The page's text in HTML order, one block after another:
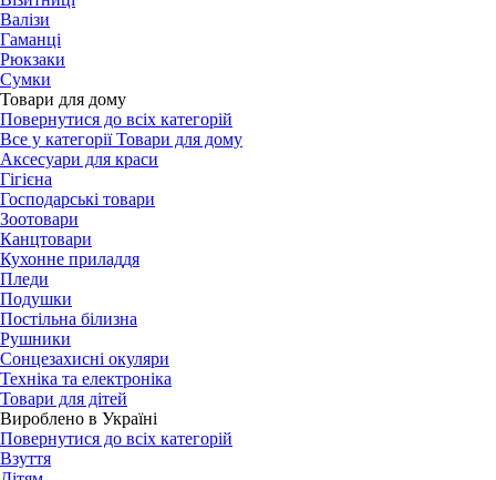
Валізи
Гаманці
Рюкзаки
Сумки
Товари для дому
Повернутися до всіх категорій
Все у категорії Товари для дому
Аксесуари для краси
Гігієна
Господарські товари
Зоотовари
Канцтовари
Кухонне приладдя
Пледи
Подушки
Постільна білизна
Рушники
Сонцезахисні окуляри
Техніка та електроніка
Товари для дітей
Вироблено в Україні
Повернутися до всіх категорій
Взуття